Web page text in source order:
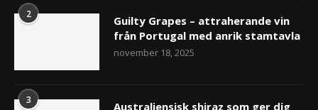
2
Guilty Grapes – attraherande vin
från Portugal med anrik stamtavla
november 18, 2025
3 Australiensisk shiraz som ger dig